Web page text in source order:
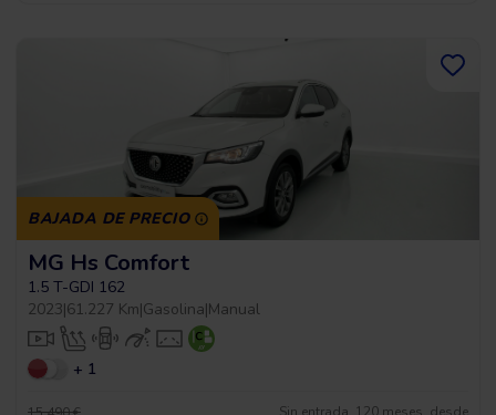
BAJADA DE PRECIO
MG Hs Comfort
1.5 T-GDI 162
2023|61.227 Km|Gasolina|Manual
+ 1